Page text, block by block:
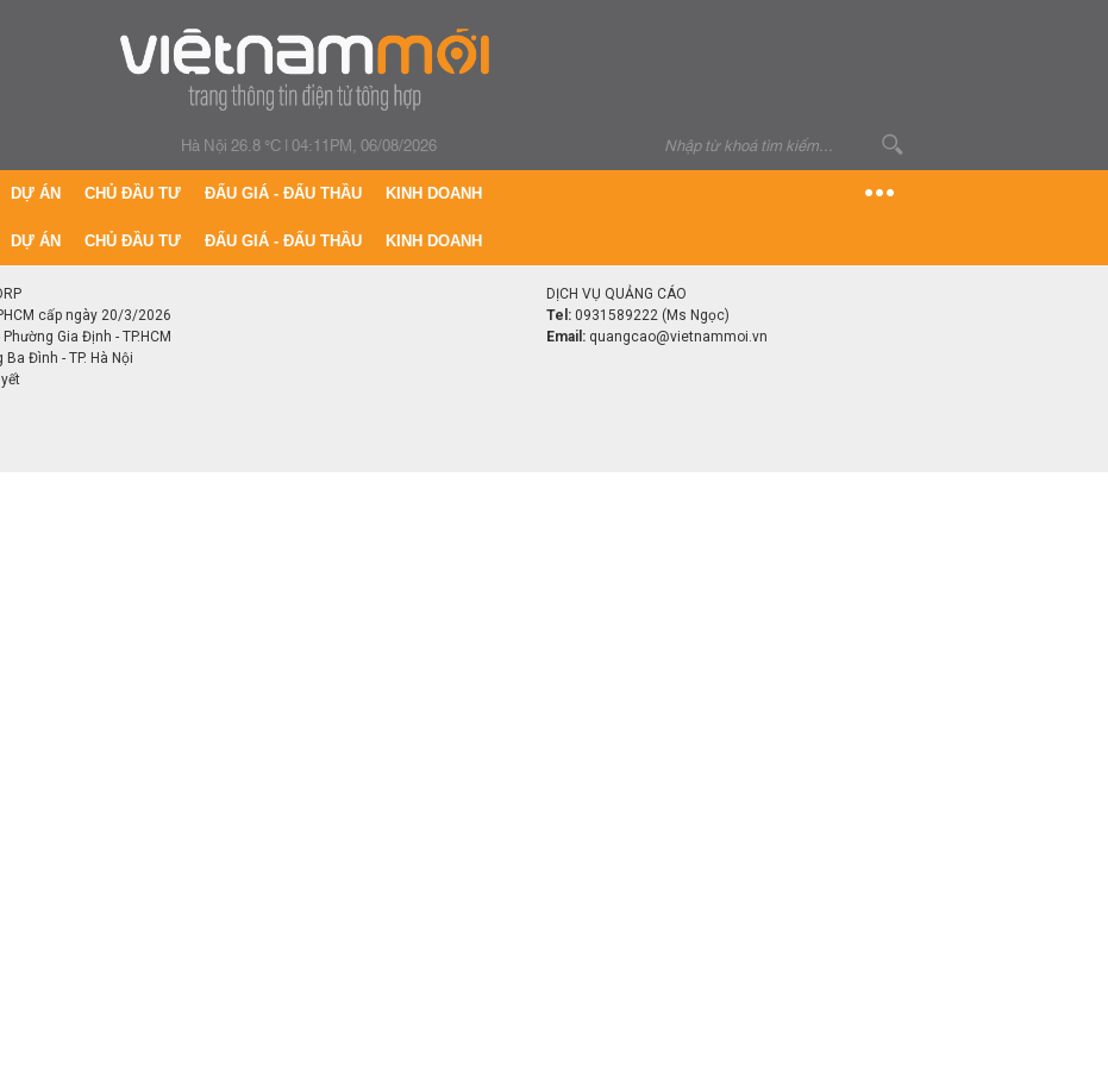
Hà Nội 26.8 °C|04:11PM, 06/08/2026
DỰ ÁN CHỦ ĐẦU TƯ ĐẤU GIÁ - ĐẤU THẦU KINH DOANH
DỰ ÁN CHỦ ĐẦU TƯ ĐẤU GIÁ - ĐẤU THẦU KINH DOANH
cấp ngày 20/3/2026
Gia Định - TP.HCM
Đình - TP. Hà Nội
DỊCH VỤ QUẢNG CÁO
Tel: 0931589222 (Ms Ngọc)
Email: quangcao@vietnammoi.vn